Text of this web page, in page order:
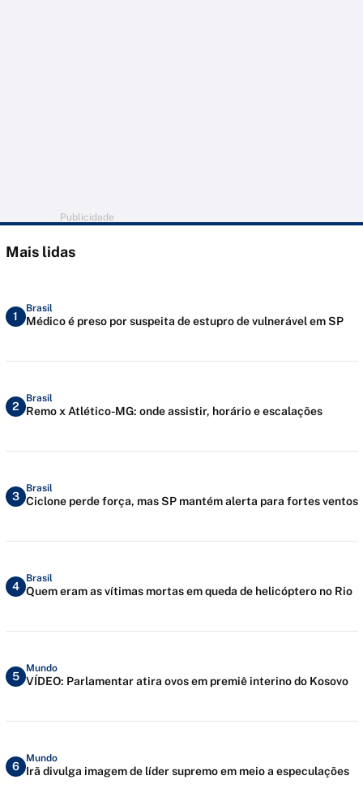
Publicidade
Mais lidas
1
Brasil
Médico é preso por suspeita de estupro de vulnerável em SP
2
Brasil
Remo x Atlético-MG: onde assistir, horário e escalações
3
Brasil
Ciclone perde força, mas SP mantém alerta para fortes ventos
4
Brasil
Quem eram as vítimas mortas em queda de helicóptero no Rio
5
Mundo
VÍDEO: Parlamentar atira ovos em premiê interino do Kosovo
6
Mundo
Irã divulga imagem de líder supremo em meio a especulações